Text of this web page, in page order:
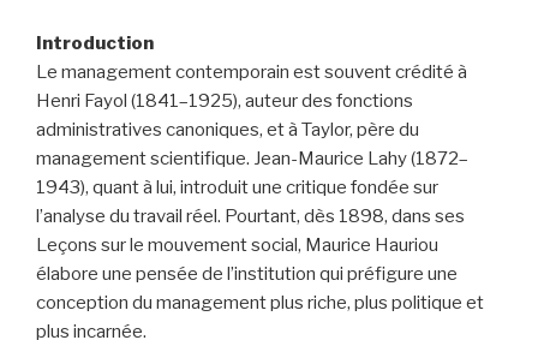
Introduction
Le management contemporain est souvent crédité à
Henri Fayol (1841–1925), auteur des fonctions
administratives canoniques, et à Taylor, père du
management scientifique. Jean-Maurice Lahy (1872–
1943), quant à lui, introduit une critique fondée sur
l’analyse du travail réel. Pourtant, dès 1898, dans ses
Leçons sur le mouvement social, Maurice Hauriou
élabore une pensée de l’institution qui préfigure une
conception du management plus riche, plus politique et
plus incarnée.